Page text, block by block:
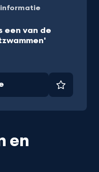
een van de
Favoriet
en